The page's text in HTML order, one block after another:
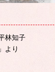
林知子
より